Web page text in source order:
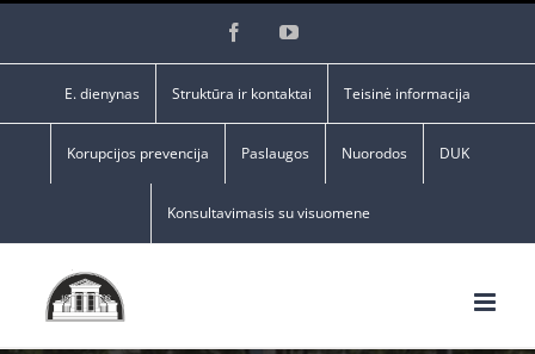
FacebookYouTube
E. dienynas Struktūra ir kontaktai Teisinė informacija
Korupcijos prevencija Paslaugos Nuorodos DUK
Konsultavimasis su visuomene